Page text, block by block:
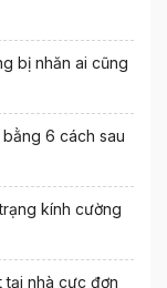
bị nhăn ai cũng
bằng 6 cách sau
kính cường
tại nhà cực đơn